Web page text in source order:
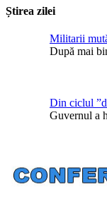
Știrea zilei
Militarii
După mai
Din ciclul
Guvernul a